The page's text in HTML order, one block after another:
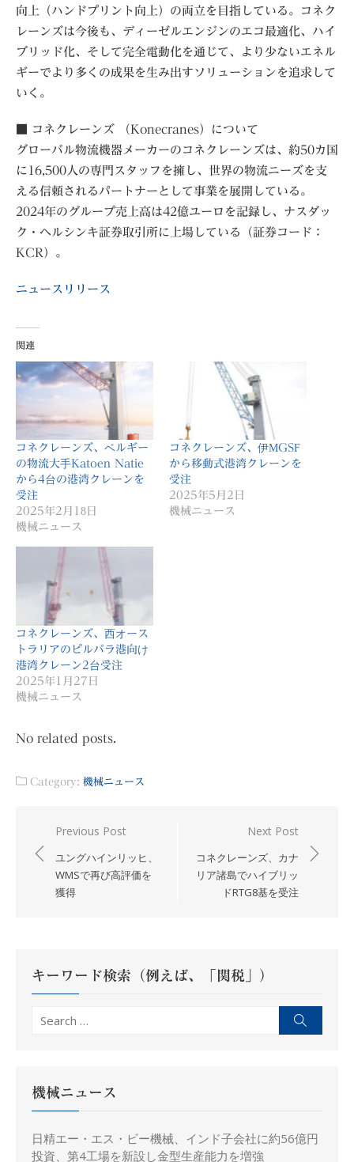
向上（ハンドプリント向上）の両立を目指している。コネク
レーンズは今後も、ディーゼルエンジンのエコ最適化、ハイ
ブリッド化、そして完全電動化を通じて、より少ないエネル
ギーでより多くの成果を生み出すソリューションを追求して
いく。
■ コネクレーンズ （Konecranes）について
グローバル物流機器メーカーのコネクレーンズは、約50カ国
に16,500人の専門スタッフを擁し、世界の物流ニーズを支
える信頼されるパートナーとして事業を展開している。
2024年のグループ売上高は42億ユーロを記録し、ナスダッ
ク・ヘルシンキ証券取引所に上場している（証券コード：
KCR）。
ニュースリリース
関連
コネクレーンズ、ベルギー
の物流大手Katoen Natie
から4台の港湾クレーンを
受注
2025年2月18日
機械ニュース
コネクレーンズ、伊MGSF
から移動式港湾クレーンを
受注
2025年5月2日
機械ニュース
コネクレーンズ、西オース
トラリアのピルバラ港向け
港湾クレーン2台受注
2025年1月27日
機械ニュース
No related posts.
Category: 機械ニュース
稿
シ
ョ
Previous Post
ユングハインリッヒ、
WMSで再び高評価を
獲得
Next Post
コネクレーンズ、カナ
リア諸島でハイブリッ
ドRTG8基を受注
キーワード検索（例えば、「関税」）
Search
機械ニュース
日精エー・エス・ビー機械、インド子会社に約56億円
投資、第4工場を新設し金型生産能力を増強